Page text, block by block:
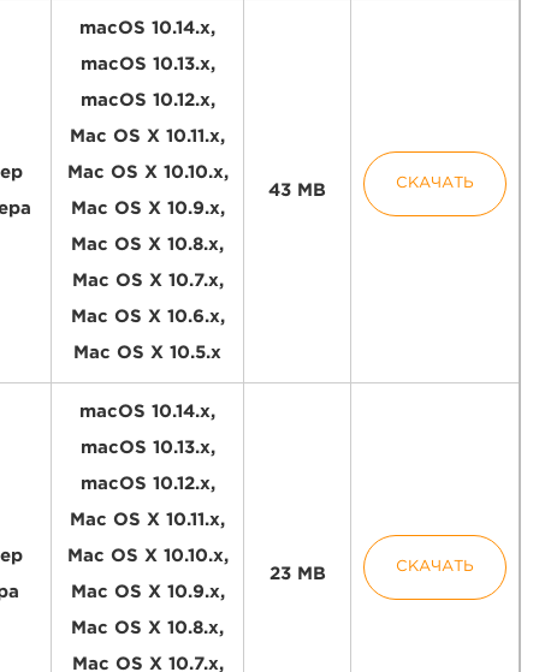
macOS 10.14.x,
macOS 10.13.x,
macOS 10.12.x,
Mac OS X 10.11.x,
Mac OS X 10.10.x,
Mac OS X 10.9.x,
Mac OS X 10.8.x,
Mac OS X 10.7.x,
Mac OS X 10.6.x,
Mac OS X 10.5.x
43 MB СКАЧАТЬ
macOS 10.14.x,
macOS 10.13.x,
macOS 10.12.x,
Mac OS X 10.11.x,
Mac OS X 10.10.x,
Mac OS X 10.9.x,
Mac OS X 10.8.x,
Mac OS X 10.7.x,
23 MB СКАЧАТЬ